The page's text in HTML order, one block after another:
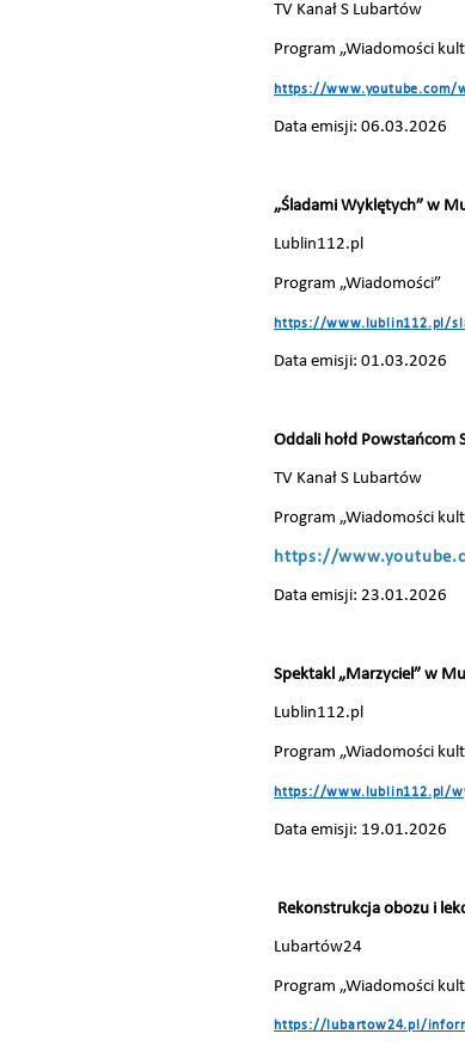
TV Kanał S Lubartów
Program „Wiadomości
https://www.youtube.com/
Data emisji: 06.03.2026
„Śladami Wyklętych” w
Lublin112.pl
Program „Wiadomości”
https://www.lublin112.pl/
Data emisji: 01.03.2026
Oddali hołd Powstańcom
TV Kanał S Lubartów
Program „Wiadomości
https://
Data emisji: 23.01.2026
Spektakl „Marzyciel” w
Lublin112.pl
Program „Wiadomości
https://www.lublin112.pl/
Data emisji: 19.01.2026
Rekonstrukcja obozu i
Lubartów24
Program „Wiadomości
https://lubartow24.pl/